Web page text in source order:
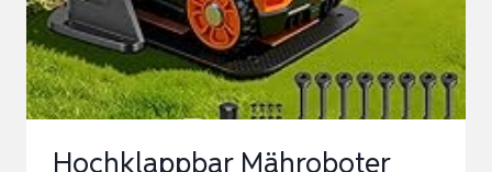
FÜR
MÄHROBOTER
R…
Hochklappbar Mähroboter